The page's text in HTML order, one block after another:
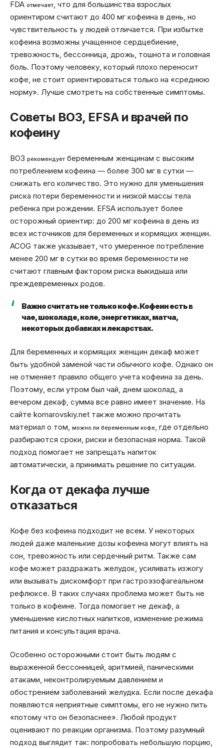
FDA отмечает , что для большинства взрослых
ориентиром считают до 400 мг кофеина в день, но
чувствительность у людей отличается. При избытке
кофеина возможны учащенное сердцебиение,
тревожность, бессонница, дрожь, тошнота и головная
боль. Поэтому человеку, который плохо переносит
кофе, не стоит ориентироваться только на «среднюю
норму». Лучше смотреть на собственные симптомы.
Советы ВОЗ, EFSA и врачей по
кофеину
ВОЗ рекомендует беременным женщинам с высоким
потреблением кофеина — более 300 мг в сутки —
снижать его количество. Это нужно для уменьшения
риска потери беременности и низкой массы тела
ребенка при рождении. EFSA использует более
осторожный ориентир: до 200 мг кофеина в день из
всех источников для беременных и кормящих женщин.
ACOG также указывает, что умеренное потребление
менее 200 мг в сутки во время беременности не
считают главным фактором риска выкидыша или
преждевременных родов.
Важно считать не только кофе. Кофеин есть в
чае, шоколаде, коле, энергетиках, матча,
некоторых добавках и лекарствах.
Для беременных и кормящих женщин декаф может
быть удобной заменой части обычного кофе. Однако он
не отменяет правило общего учета кофеина за день.
Поэтому, если утром был чай, днем шоколад, а
вечером декаф, сумма все равно имеет значение. На
сайте komarovskiy.net также можно прочитать
материал о том,
можно ли беременным кофе , где отдельно
разбираются сроки, риски и безопасная норма. Такой
подход помогает не запрещать напиток
автоматически, а принимать решение по ситуации.
Когда от декафа лучше
отказаться
Кофе без кофеина подходит не всем. У некоторых
людей даже маленькие дозы кофеина могут влиять на
сон, тревожность или сердечный ритм. Также сам
кофе может раздражать желудок, усиливать изжогу
или вызывать дискомфорт при гастроэзофагеальном
рефлюксе. В таких случаях проблема может быть не
только в кофеине. Тогда помогает не декаф, а
уменьшение кислотных напитков, изменение режима
питания и консультация врача.
Особенно осторожными стоит быть людям с
выраженной бессонницей, аритмией, паническими
атаками, неконтролируемым давлением и
обострением заболеваний желудка. Если после декафа
появляются неприятные симптомы, его не нужно пить
«потому что он безопаснее». Любой продукт
оценивают по реакции организма. Поэтому разумный
подход выглядит так: попробовать небольшую порцию,